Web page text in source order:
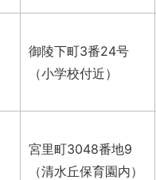
御陵下町3番24号
（小学校付近）
宮里町3048番地9
（清水丘保育園内）